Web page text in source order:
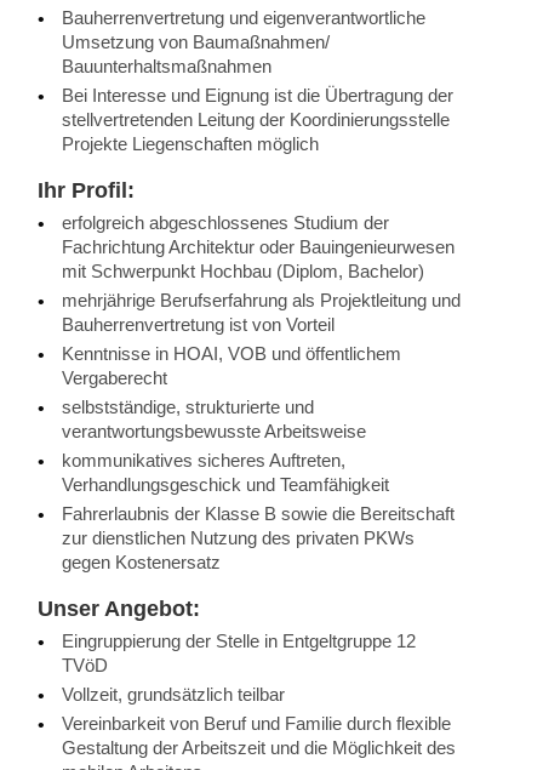
Bauherrenvertretung und eigenverantwortliche
Umsetzung von Baumaßnahmen/
Bauunterhaltsmaßnahmen
Bei Interesse und Eignung ist die Übertragung der
stellvertretenden Leitung der Koordinierungsstelle
Projekte Liegenschaften möglich
Ihr Profil:
erfolgreich abgeschlossenes Studium der
Fachrichtung Architektur oder Bauingenieurwesen
mit Schwerpunkt Hochbau (Diplom, Bachelor)
mehrjährige Berufserfahrung als Projektleitung und
Bauherrenvertretung ist von Vorteil
Kenntnisse in HOAI, VOB und öffentlichem
Vergaberecht
selbstständige, strukturierte und
verantwortungsbewusste Arbeitsweise
kommunikatives sicheres Auftreten,
Verhandlungsgeschick und Teamfähigkeit
Fahrerlaubnis der Klasse B sowie die Bereitschaft
zur dienstlichen Nutzung des privaten PKWs
gegen Kostenersatz
Unser Angebot:
Eingruppierung der Stelle in Entgeltgruppe 12
TVöD
Vollzeit, grundsätzlich teilbar
Vereinbarkeit von Beruf und Familie durch flexible
Gestaltung der Arbeitszeit und die Möglichkeit des